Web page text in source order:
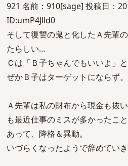
921 名前：910[sage] 投稿日：
ID:umP4Jlld0
そして復讐の鬼と化したＡ先輩
たらしい…
Ｃは「Ｂ子ちゃんでもいいよ」
ぜかＢ子はターゲットにならず。
Ａ先輩は私の財布から現金も抜
も最近仕事のミスが多かったこ
あって、降格＆異動。
いづらくなったようで辞めていき